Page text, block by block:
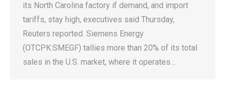
its North Carolina factory if demand, and import
tariffs, stay high, executives said Thursday,
Reuters reported. Siemens Energy
(OTCPK:SMEGF) tallies more than 20% of its total
sales in the U.S. market, where it operates…